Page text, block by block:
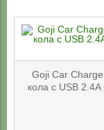
Goji Car
кола с USB